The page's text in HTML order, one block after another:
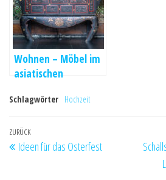
Wohnen – Möbel im
asiatischen
Schlagwörter Hochzeit
Beitragsnavigation
Vorheriger
Beitrag
ZURÜCK
Ideen für das Osterfest